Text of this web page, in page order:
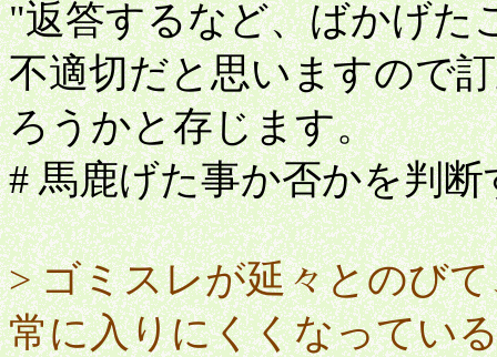
"返答するなど、ばかげた
不適切だと思いますので
ろうかと存じます。
# 馬鹿げた事か否かを判
> ゴミスレが延々とのび
常に入りにくくなってい